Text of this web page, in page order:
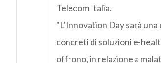
Telecom Italia.
"L’Innovation Day sarà
concreti di soluzioni e-
offrono, in relazione a